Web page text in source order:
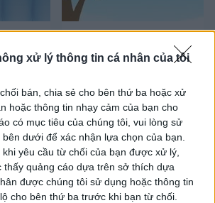
xử lý thông tin cá nhân của tôi
bán, chia sẻ cho bên thứ ba hoặc xử
hoặc thông tin nhạy cảm của bạn cho
có mục tiêu của chúng tôi, vui lòng sử
dưới để xác nhận lựa chọn của bạn.
yêu cầu từ chối của bạn được xử lý,
thấy quảng cáo dựa trên sở thích dựa
được chúng tôi sử dụng hoặc thông tin
cho bên thứ ba trước khi bạn từ chối.
Orange Bubbles
Bubble Gems